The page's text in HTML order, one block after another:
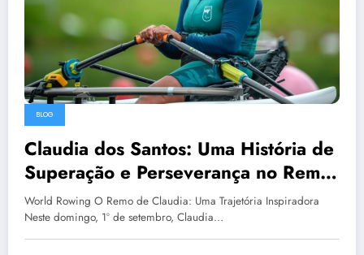
BLOG
Claudia dos Santos: Uma História de
Superação e Perseverança no Remo
Paralímpico
World Rowing O Remo de Claudia: Uma Trajetória Inspiradora
Neste domingo, 1º de setembro, Claudia…